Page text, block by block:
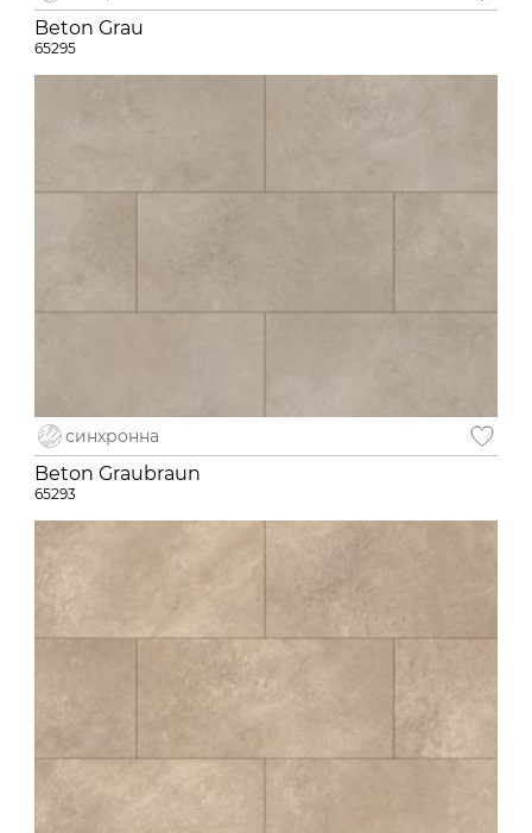
Beton Grau
65295
синхронна
Beton Graubraun
65293